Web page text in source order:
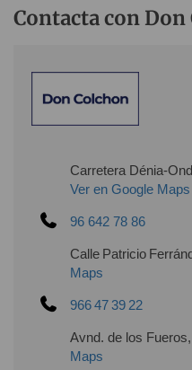
Contacta con
Carretera Dénia-
Ver en Google Maps
96 642 78 86
Calle Patricio
Maps
966 47 39 22
Avnd. de los
Maps